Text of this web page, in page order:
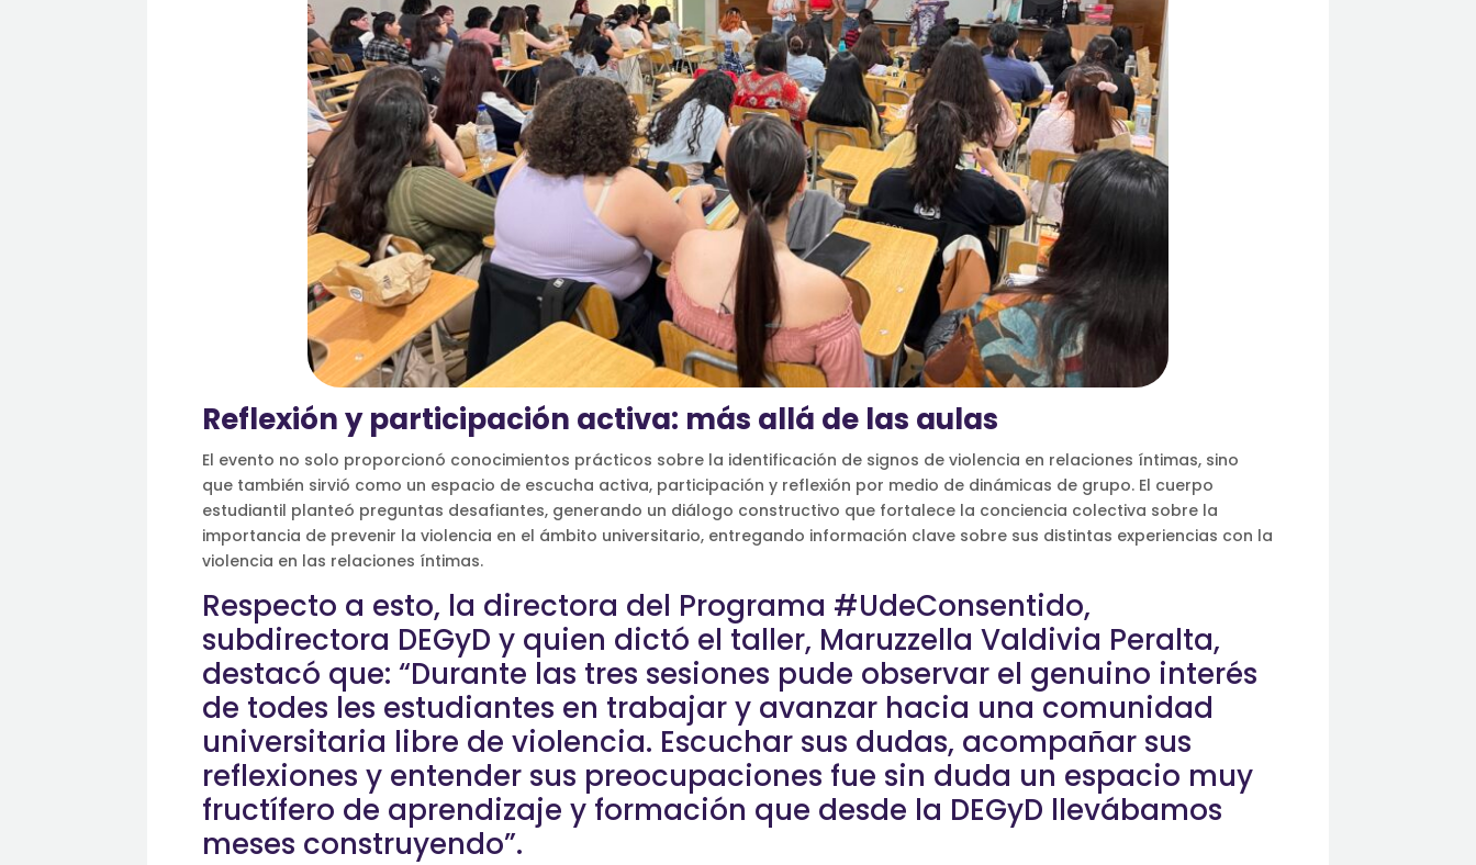
Reflexión y participación activa: más allá de las aulas
El evento no solo proporcionó conocimientos prácticos sobre la identificación de signos de violencia en relaciones íntimas, sino
que también sirvió como un espacio de escucha activa, participación y reflexión por medio de dinámicas de grupo. El cuerpo
estudiantil planteó preguntas desafiantes, generando un diálogo constructivo que fortalece la conciencia colectiva sobre la
importancia de prevenir la violencia en el ámbito universitario, entregando información clave sobre sus distintas experiencias con la
violencia en las relaciones íntimas.
Respecto a esto, la directora del Programa #UdeConsentido,
subdirectora DEGyD y quien dictó el taller, Maruzzella Valdivia Peralta,
destacó que: “Durante las tres sesiones pude observar el genuino interés
de todes les estudiantes en trabajar y avanzar hacia una comunidad
universitaria libre de violencia. Escuchar sus dudas, acompañar sus
reflexiones y entender sus preocupaciones fue sin duda un espacio muy
fructífero de aprendizaje y formación que desde la DEGyD llevábamos
meses construyendo”.